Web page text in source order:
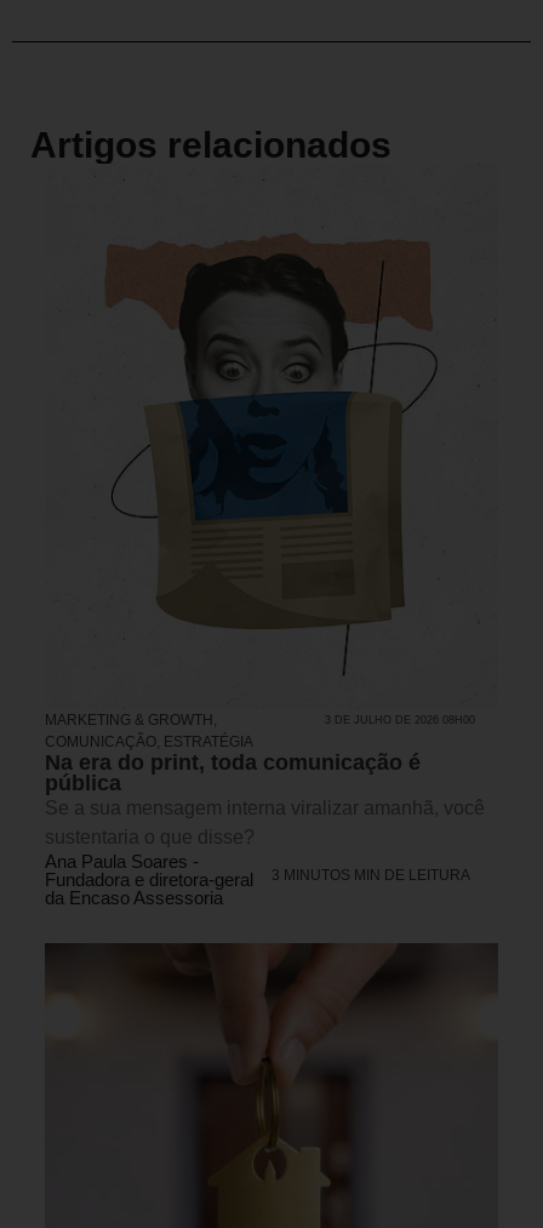
Artigos relacionados
MARKETING & GROWTH ,
COMUNICAÇÃO, ESTRATÉGIA
3 DE JULHO DE 2026 08H00
Na era do print, toda comunicação é
pública
Se a sua mensagem interna viralizar amanhã, você
sustentaria o que disse?
Ana Paula Soares -
Fundadora e diretora-geral
da Encaso Assessoria
3 MINUTOS MIN DE LEITURA